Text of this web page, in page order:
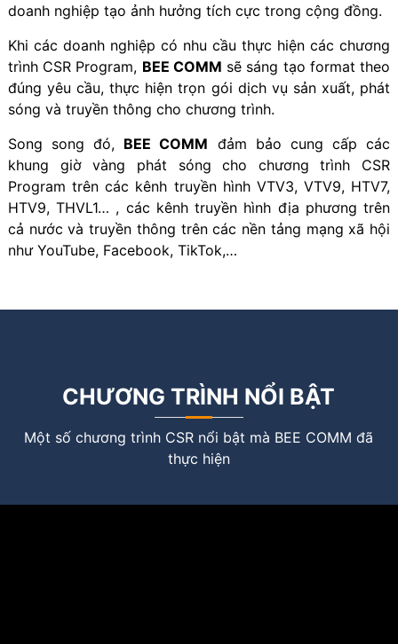
doanh nghiệp tạo ảnh hưởng tích cực trong cộng đồng.
Khi các doanh nghiệp có nhu cầu thực hiện các chương
trình CSR Program, BEE COMM sẽ sáng tạo format theo
đúng yêu cầu, thực hiện trọn gói dịch vụ sản xuất, phát
sóng và truyền thông cho chương trình.
Song song đó, BEE COMM đảm bảo cung cấp các
khung giờ vàng phát sóng cho chương trình CSR
Program trên các kênh truyền hình VTV3, VTV9, HTV7,
HTV9, THVL1… , các kênh truyền hình địa phương trên
cả nước và truyền thông trên các nền tảng mạng xã hội
như YouTube, Facebook, TikTok,…
CHƯƠNG TRÌNH NỔI BẬT
Một số chương trình CSR nổi bật mà BEE COMM đã
thực hiện